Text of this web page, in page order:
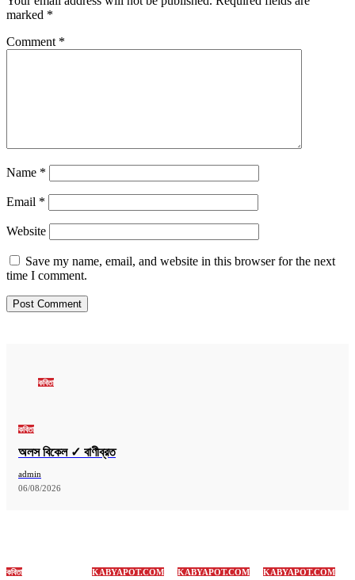
marked *
Comment *
Name *
Email *
Website
Save my name, email, and website in this browser for the next
time I comment.
কবিতা
কবিতা
অলস বিকেল ✓ বাণীব্রত
admin
06/08/2026
কবিতা
KABYAPOT.COM
KABYAPOT.COM
KABYAPOT.COM